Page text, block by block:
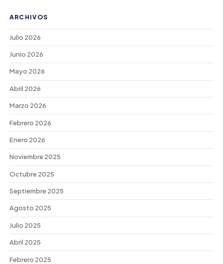
ARCHIVOS
Julio 2026
Junio 2026
Mayo 2026
Abril 2026
Marzo 2026
Febrero 2026
Enero 2026
Noviembre 2025
Octubre 2025
Septiembre 2025
Agosto 2025
Julio 2025
Abril 2025
Febrero 2025